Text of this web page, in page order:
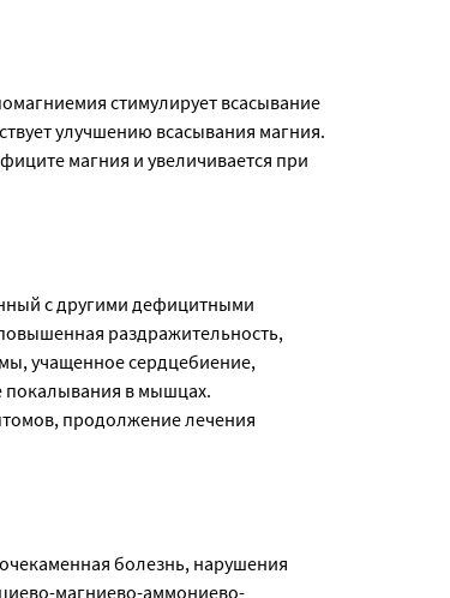
стимулирует всасывание
улучшению всасывания магния.
магния и увеличивается при
с другими дефицитными
раздражительность,
учащенное сердцебиение,
в мышцах.
продолжение лечения
болезнь, нарушения
магниево-аммониево-